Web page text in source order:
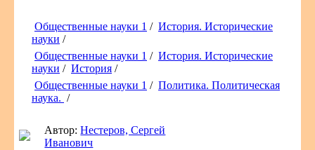
Общественные науки 1 / История. Исторические
науки /
Общественные науки 1 / История. Исторические
науки / История /
Общественные науки 1 / Политика. Политическая
наука. /
Автор:Нестеров, Сергей
Иванович